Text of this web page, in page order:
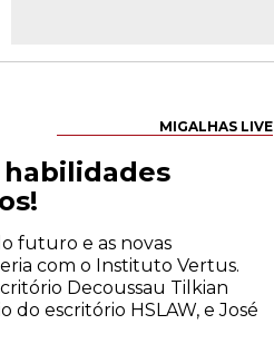
MIGALHAS LIVE
futuro e as novas
com o Instituto Vertus.
Decoussau Tilkian
do escritório HSLAW, e José